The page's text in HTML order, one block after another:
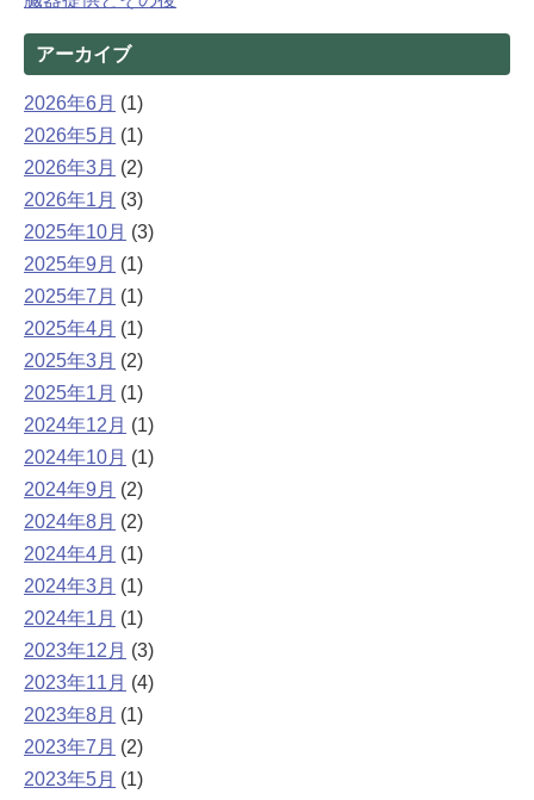
アーカイブ
2026年6月 (1)
2026年5月 (1)
2026年3月 (2)
2026年1月 (3)
2025年10月 (3)
2025年9月 (1)
2025年7月 (1)
2025年4月 (1)
2025年3月 (2)
2025年1月 (1)
2024年12月 (1)
2024年10月 (1)
2024年9月 (2)
2024年8月 (2)
2024年4月 (1)
2024年3月 (1)
2024年1月 (1)
2023年12月 (3)
2023年11月 (4)
2023年8月 (1)
2023年7月 (2)
2023年5月 (1)